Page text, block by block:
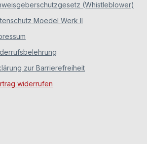
(Whistleblower)
Moedel Werk II
zur Barrierefreiheit
widerrufen